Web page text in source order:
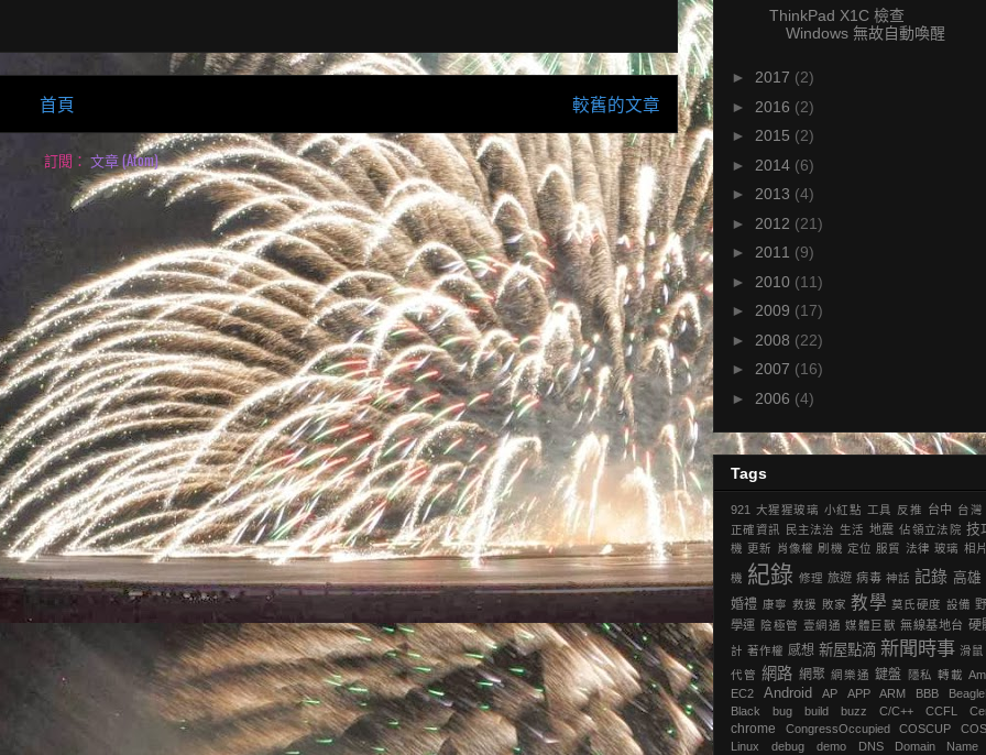
較舊的文章
首頁
訂閱： 文章 (Atom)
ThinkPad X1C 檢查
Windows 無故自動喚醒
► 2017 (2)
► 2016 (2)
► 2015 (2)
► 2014 (6)
► 2013 (4)
► 2012 (21)
► 2011 (9)
► 2010 (11)
► 2009 (17)
► 2008 (22)
► 2007 (16)
► 2006 (4)
Tags
921 大猩猩玻璃 小紅點 工具 反推 台中 台灣
正確資訊
民主法治 生活 地震 ‎佔領立法院‬ 技
機 更新 肖像權 刷機 定位 服貿 法律 玻璃 相
機 紀錄 修理 旅遊 病毒 神話 記錄 高雄
婚禮 康寧 救援 敗家 教學 莫氏硬度 設備
學運 陰極管 壹網通 媒體巨獸 無線基地台 硬
計 著作權 感想 新屋點滴 新聞時事 滑鼠
代管 網路 網聚 網樂通 鍵盤 隱私 轉載
EC2
Android AP APP ARM BBB
Black
bug build buzz C/C++ CCFL
chrome ‎CongressOccupied COSCUP
Linux
debug demo DNS
Domain Name